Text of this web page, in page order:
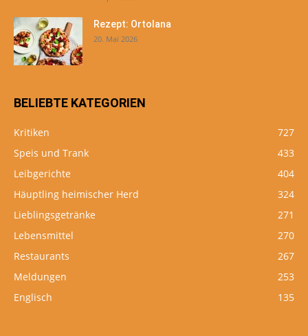
Rezept: Ortolana
20. Mai 2026
BELIEBTE KATEGORIEN
Kritiken
727
Speis und Trank
433
Leibgerichte
404
Häuptling heimischer Herd
324
Lieblingsgetränke
271
Lebensmittel
270
Restaurants
267
Meldungen
253
Englisch
135